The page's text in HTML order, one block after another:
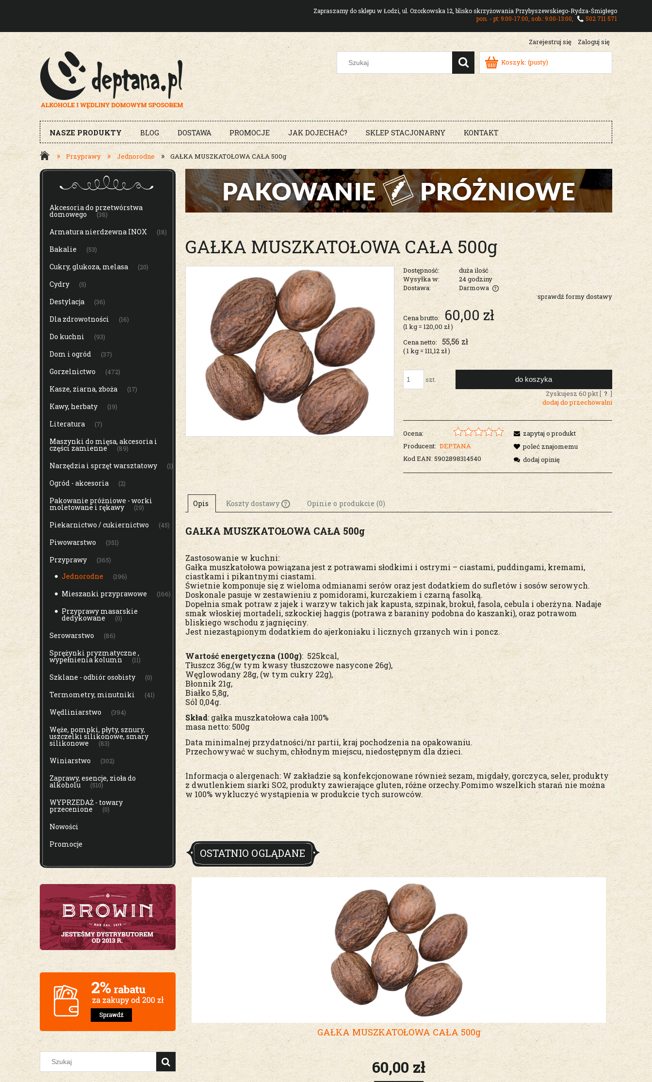
Zapraszamy do sklepu w Łodzi, ul. Ozorkowska 12, blisko skrzyżowania Przybyszewskiego-Rydza-Śmigłego
pon. - pt: 9:00-17:00, sob.: 9:00-13:00,
502 711 571
Zarejestruj się Zaloguj się
Koszyk: (pusty)
NASZE PRODUKTY BLOG DOSTAWA PROMOCJE JAK DOJECHAĆ? SKLEP STACJONARNY KONTAKT
» Przyprawy » Jednorodne » GAŁKA MUSZKATOŁOWA CAŁA 500g
MENU
Akcesoria do przetwórstwa
domowego (38)
Armatura nierdzewna INOX (18)
Bakalie (53)
Cukry, glukoza, melasa (20)
Cydry (5)
Destylacja (36)
Dla zdrowotności (16)
Do kuchni (93)
Dom i ogród (37)
Gorzelnictwo (472)
Kasze, ziarna, zboża (17)
Kawy, herbaty (19)
Literatura (7)
Maszynki do mięsa, akcesoria i
części zamienne (89)
Narzędzia i sprzęt warsztatowy (1)
Ogród - akcesoria (2)
Pakowanie próżniowe - worki
moletowane i rękawy (19)
Piekarnictwo / cukiernictwo (45)
Piwowarstwo (351)
Przyprawy (365)
Jednorodne (196)
Mieszanki przyprawowe (166)
Przyprawy masarskie
dedykowane (0)
Serowarstwo (86)
Sprężynki pryzmatyczne ,
wypełnienia kolumn (11)
Szklane - odbiór osobisty (0)
Termometry, minutniki (41)
Wędliniarstwo (394)
Węże, pompki, płyty, sznury,
uszczelki silikonowe, smary
silikonowe (83)
Winiarstwo (302)
Zaprawy, esencje, zioła do
alkoholu (510)
WYPRZEDAŻ - towary
przecenione (0)
Nowości
Promocje
GAŁKA MUSZKATOŁOWA CAŁA 500g
Dostępność:
duża ilość
Wysyłka w:
24 godziny
Dostawa:
Darmowa
Cena nie zawiera ewentualnych
kosztów płatności
sprawdź formy dostawy
Cena brutto: 60,00 zł
(1kg =120,00 zł)
Cena netto:
55,56 zł
( 1kg =111,12 zł)
szt. do koszyka
Zyskujesz 60pkt [ ? ]
dodaj do przechowalni
Ocena:
Producent: DEPTANA
Kod EAN: 5902898314540
zapytaj o produkt
poleć znajomemu
dodaj opinię
Opis Koszty dostawy
Cena nie zawiera
ewentualnych kosztów
płatności
Opinie o produkcie (0)
GAŁKA MUSZKATOŁOWA CAŁA 500g
Zastosowanie w kuchni:
Gałka muszkatołowa powiązana jest z potrawami słodkimi i ostrymi – ciastami, puddingami, kremami,
ciastkami i pikantnymi ciastami.
Świetnie komponuje się z wieloma odmianami serów oraz jest dodatkiem do sufletów i sosów serowych.
Doskonale pasuje w zestawieniu z pomidorami, kurczakiem i czarną fasolką.
Dopełnia smak potraw z jajek i warzyw takich jak kapusta, szpinak, brokuł, fasola, cebula i oberżyna. Nadaje
smak włoskiej mortadeli, szkockiej haggis (potrawa z baraniny podobna do kaszanki), oraz potrawom
bliskiego wschodu z jagnięciny.
Jest niezastąpionym dodatkiem do ajerkoniaku i licznych grzanych win i poncz.
Wartość energetyczna (100g): 525kcal,
Tłuszcz 36g,(w tym kwasy tłuszczowe nasycone 26g),
Węglowodany 28g, (w tym cukry 22g),
Błonnik 21g,
Białko 5,8g,
Sól 0,04g.
Skład: gałka muszkatołowa cała 100%
masa netto: 500g
Data minimalnej przydatności/nr partii, kraj pochodzenia na opakowaniu.
Przechowywać w suchym, chłodnym miejscu, niedostępnym dla dzieci.
Informacja o alergenach: W zakładzie są konfekcjonowane również sezam, migdały, gorczyca, seler, produkty
z dwutlenkiem siarki SO2, produkty zawierające gluten, różne orzechy.Pomimo wszelkich starań nie można
w 100% wykluczyć wystąpienia w produkcie tych surowców.
OSTATNIO OGLĄDANE
GAŁKA MUSZKATOŁOWA CAŁA 500g
60,00 zł